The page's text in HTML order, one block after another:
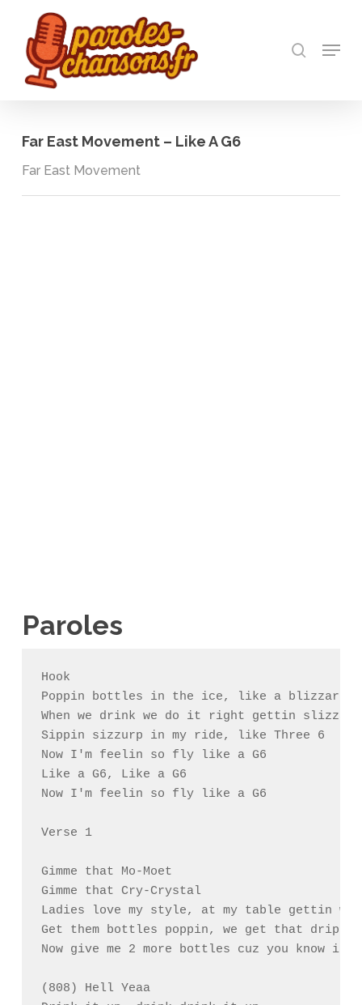
main
content
Menu
Far East Movement – Like A G6
Far East Movement
Paroles
Hook
Poppin bottles in the ice, like a blizzard
When we drink we do it right gettin slizzard
Sippin sizzurp in my ride, like Three 6
Now I'm feelin so fly like a G6
Like a G6, Like a G6
Now I'm feelin so fly like a G6
Verse 1
Gimme that Mo-Moet
Gimme that Cry-Crystal
Ladies love my style, at my table gettin
Get them bottles poppin, we get that drip
Now give me 2 more bottles cuz you know it
(808) Hell Yeaa
Close